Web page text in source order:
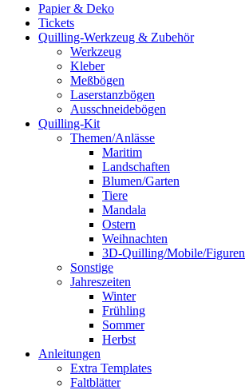
Papier & Deko
Tickets
Quilling-Werkzeug & Zubehör
Werkzeug
Kleber
Meßbögen
Laserstanzbögen
Ausschneidebögen
Quilling-Kit
Themen/Anlässe
Maritim
Landschaften
Blumen/Garten
Tiere
Mandala
Ostern
Weihnachten
3D-Quilling/Mobile/Figuren
Sonstige
Jahreszeiten
Winter
Frühling
Sommer
Herbst
Anleitungen
Extra Templates
Faltblätter